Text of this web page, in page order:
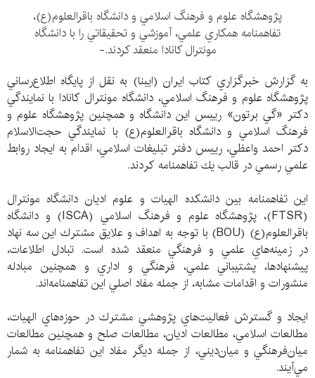
پژوهشگاه علوم و فرهنگ اسلامي و دانشگاه باقرالعلوم(ع)،
تفاهمنامه همكاري علمي، آموزشي و تحقيقاتي را با دانشگاه
مونترال كانادا منعقد كردند.-
به گزارش خبرگزاري كتاب ايران (ايبنا) به نقل از پايگاه اطلاع‌رساني
پژوهشگاه علوم و فرهنگ اسلامي، دانشگاه مونترال كانادا با نمايندگي
دكتر «گي برتون» رييس اين دانشگاه و همچنين پژوهشگاه علوم و
فرهنگ اسلامي و دانشگاه باقرالعلوم(ع) با نمايندگي حجت‌الاسلام
دكتر احمد واعظي، رييس دفتر تبليغات اسلامي، اقدام به ايجاد روابط
علمي رسمي در قالب يك تفاهمنامه كردند.
اين تفاهمنامه بين دانشكده الهيات و علوم اديان دانشگاه مونترال
(FTSR)، پژوهشگاه علوم و فرهنگ اسلامي (ISCA) و دانشگاه
باقرالعلوم(ع) (BOU) با توجه به اهداف و علايق مشترك اين سه نهاد
در زمينه‌هاي علمي و فرهنگي منعقد شده است. تبادل اطلاعات،
پيشنهادها، پشتيباني علمي، فرهنگي و اداري و همچنين مبادله
منشورات و اقدامات مشابه، از جمله مفاد اصلي اين تفاهمنامه‌اند.
ايجاد و گسترش فعاليت‌هاي پژوهشي مشترك در حوزه‌هاي الهيات،
مطالعات اسلامي، مطالعات اديان، مطالعات صلح و همچنين مطالعات
ميان‌فرهنگي و ميان‌ديني، از جمله ديگر مفاد اين تفاهمنامه به شمار
مي‌آيند.